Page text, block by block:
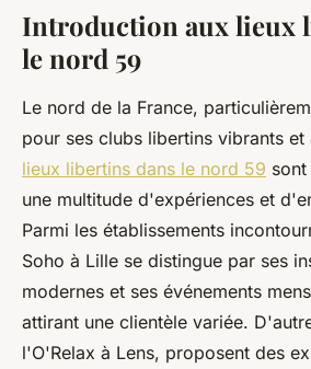
Introduction aux lieux
le nord 59
Le nord de la France,
pour ses clubs libertins vibrants et
lieux libertins dans le nord 59
une multitude d'expériences et
Parmi les établissements
Soho à Lille se distingue par ses
modernes et ses événements
attirant une clientèle variée.
l'O'Relax à Lens, proposent des